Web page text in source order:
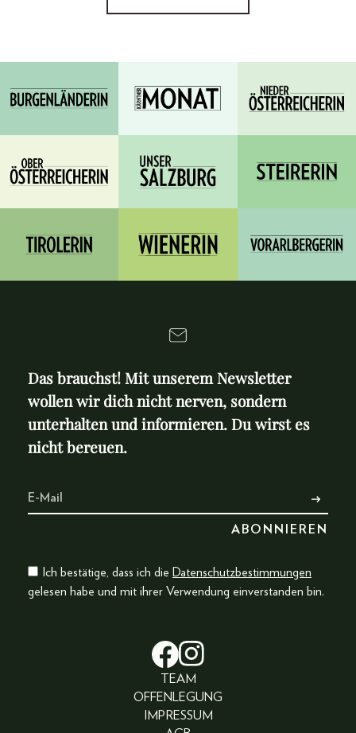
Das brauchst! Mit unserem Newsletter
wollen wir dich nicht nerven, sondern
unterhalten und informieren. Du wirst es
nicht bereuen.
Ich bestätige, dass ich die Datenschutzbestimmungen
gelesen habe und mit ihrer Verwendung einverstanden bin.
TEAM
OFFENLEGUNG
IMPRESSUM